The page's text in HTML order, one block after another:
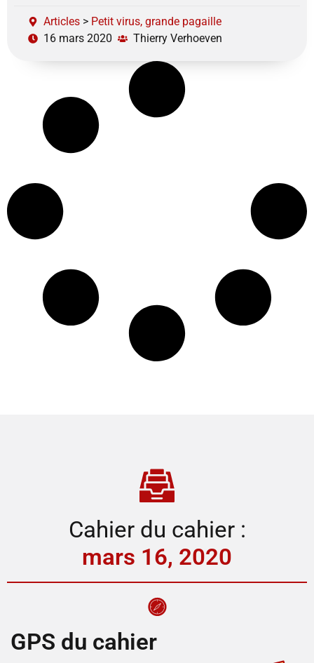
Articles > Petit virus, grande pagaille
16 mars 2020
Thierry Verhoeven
Cahier du cahier :
mars 16, 2020
GPS du cahier